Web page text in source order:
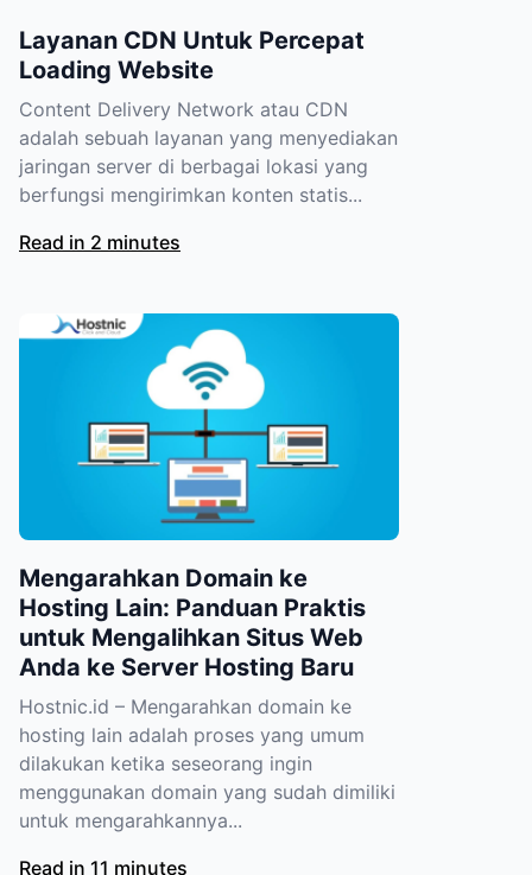
Layanan CDN Untuk Percepat
Loading Website
Content Delivery Network atau CDN
adalah sebuah layanan yang menyediakan
jaringan server di berbagai lokasi yang
berfungsi mengirimkan konten statis...
Read in 2 minutes
Mengarahkan Domain ke
Hosting Lain: Panduan Praktis
untuk Mengalihkan Situs Web
Anda ke Server Hosting Baru
Hostnic.id – Mengarahkan domain ke
hosting lain adalah proses yang umum
dilakukan ketika seseorang ingin
menggunakan domain yang sudah dimiliki
untuk mengarahkannya...
Read in 11 minutes